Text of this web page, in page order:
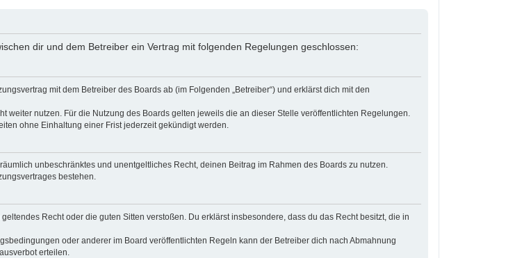
dir und dem Betreiber ein Vertrag mit folgenden Regelungen geschlossen:
mit dem Betreiber des Boards ab (im Folgenden „Betreiber“) und erklärst dich mit den
weiter nutzen. Für die Nutzung des Boards gelten jeweils die an dieser Stelle veröffentlichten Regelungen.
ohne Einhaltung einer Frist jederzeit gekündigt werden.
unbeschränktes und unentgeltliches Recht, deinen Beitrag im Rahmen des Boards zu nutzen.
bestehen.
Recht oder die guten Sitten verstoßen. Du erklärst insbesondere, dass du das Recht besitzt, die in
oder anderer im Board veröffentlichten Regeln kann der Betreiber dich nach Abmahnung
erteilen.